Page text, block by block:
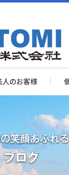
人のお客様